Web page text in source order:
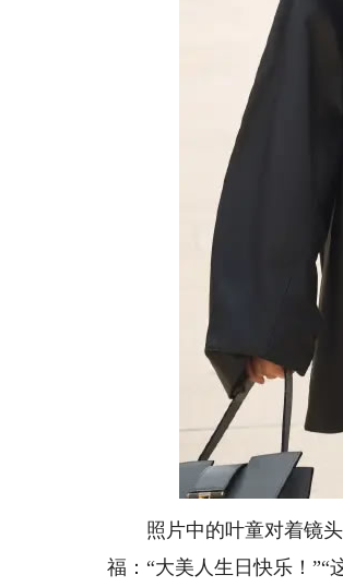
照片中的叶童对着镜头
福：“大美人生日快乐！”“